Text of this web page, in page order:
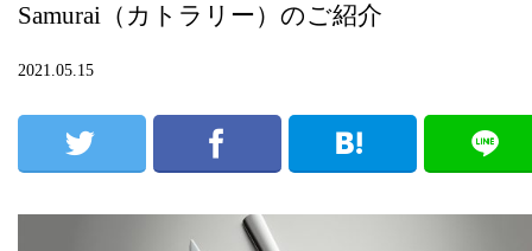
Samurai（カトラリー）のご紹介
2021.05.15